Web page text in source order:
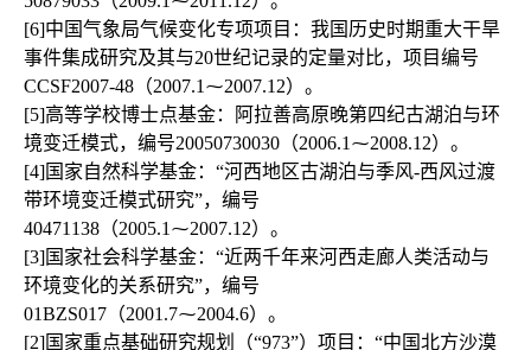
[6]中国气象局气候变化专项项目：我国历史时期重大干旱
事件集成研究及其与20世纪记录的定量对比，项目编号
CCSF2007-48（2007.1⁓2007.12）。
[5]高等学校博士点基金：阿拉善高原晚第四纪古湖泊与环
境变迁模式，编号20050730030（2006.1⁓2008.12）。
[4]国家自然科学基金：“河西地区古湖泊与季风-西风过渡
带环境变迁模式研究”，编号
40471138（2005.1⁓2007.12）。
[3]国家社会科学基金：“近两千年来河西走廊人类活动与
环境变化的关系研究”，编号
01BZS017（2001.7⁓2004.6）。
[2]国家重点基础研究规划（“973”）项目：“中国北方沙漠